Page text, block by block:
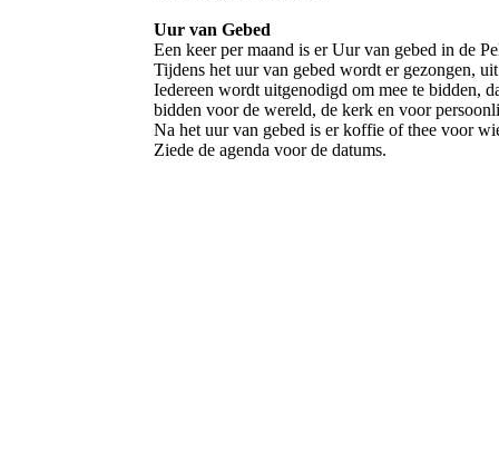
Uur van Gebed
Een keer per maand is er Uur van gebed in de
Tijdens het uur van gebed wordt er gezongen,
Iedereen wordt uitgenodigd om mee te bidden,
bidden voor de wereld, de kerk en voor
Na het uur van gebed is er koffie of thee voor
Ziede de agenda voor de datums.